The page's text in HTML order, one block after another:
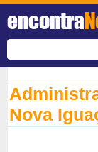
encontra
Nova